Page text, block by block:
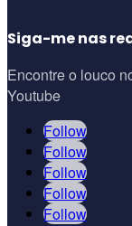
Siga-me nas
Encontre o louco
Youtube
Follow
Follow
Follow
Follow
Follow